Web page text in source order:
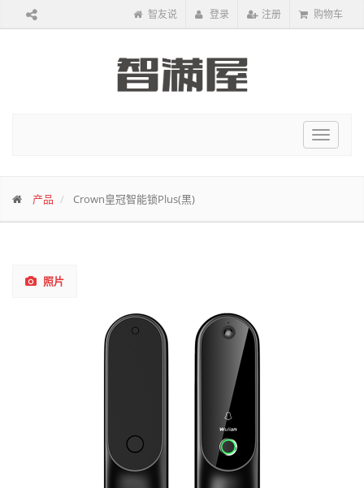
智友说 登录 注册 购物车
Toggle
产品 Crown皇冠智能锁Plus(黑)
照片